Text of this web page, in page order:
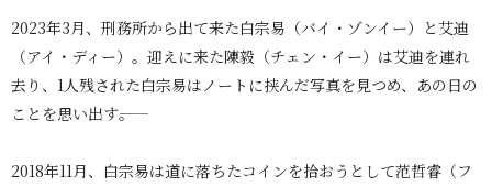
2023年3月、刑務所から出て来た白宗易（バイ・ゾンイー）と艾迪
（アイ・ディー）。迎えに来た陳毅（チェン・イー）は艾迪を連れ
去り、1人残された白宗易はノートに挟んだ写真を見つめ、あの日の
ことを思い出す――。
2018年11月、白宗易は道に落ちたコインを拾おうとして范哲睿（フ